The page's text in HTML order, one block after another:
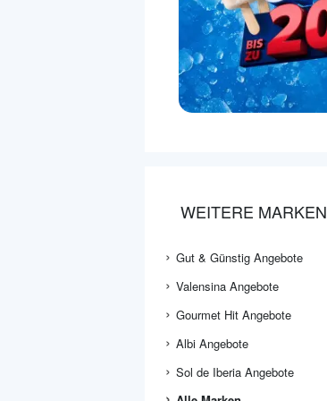
WEITERE MARKEN
Gut & Günstig Angebote
Valensina Angebote
Gourmet Hit Angebote
Albi Angebote
Sol de Iberia Angebote